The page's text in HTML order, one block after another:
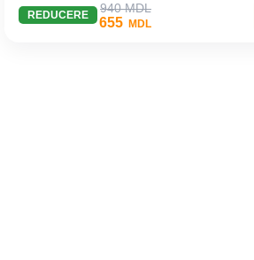
REDUCERE 940 MDL
655 MDL